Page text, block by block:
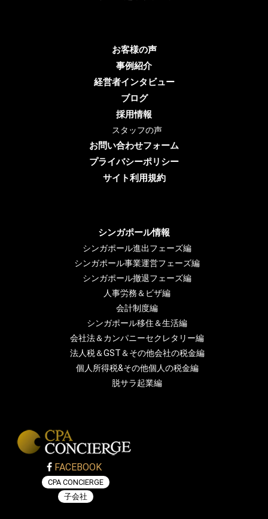
お客様の声
事例紹介
経営者インタビュー
ブログ
採用情報
スタッフの声
お問い合わせフォーム
プライバシーポリシー
サイト利用規約
シンガポール情報
シンガポール進出フェーズ編
シンガポール事業運営フェーズ編
シンガポール撤退フェーズ編
人事労務＆ビザ編
会計制度編
シンガポール移住＆生活編
会社法＆カンパニーセクレタリー編
法人税＆GST＆その他会社の税金編
個人所得税&その他個人の税金編
脱サラ起業編
FACEBOOK
CPA CONCIERGE
子会社